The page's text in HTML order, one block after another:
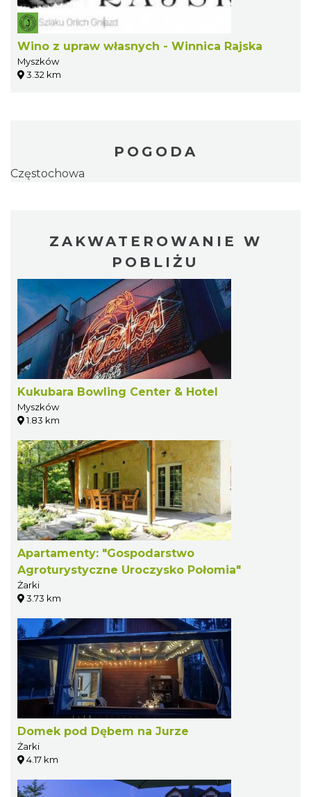
Wino z upraw własnych - Winnica Rajska
Myszków
3.32 km
POGODA
Częstochowa
ZAKWATEROWANIE W
POBLIŻU
Kukubara Bowling Center & Hotel
Myszków
1.83 km
Apartamenty: "Gospodarstwo
Agroturystyczne Uroczysko Połomia"
Żarki
3.73 km
Domek pod Dębem na Jurze
Żarki
4.17 km